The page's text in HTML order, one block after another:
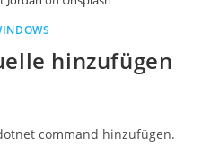
hinzufügen
command hinzufügen.